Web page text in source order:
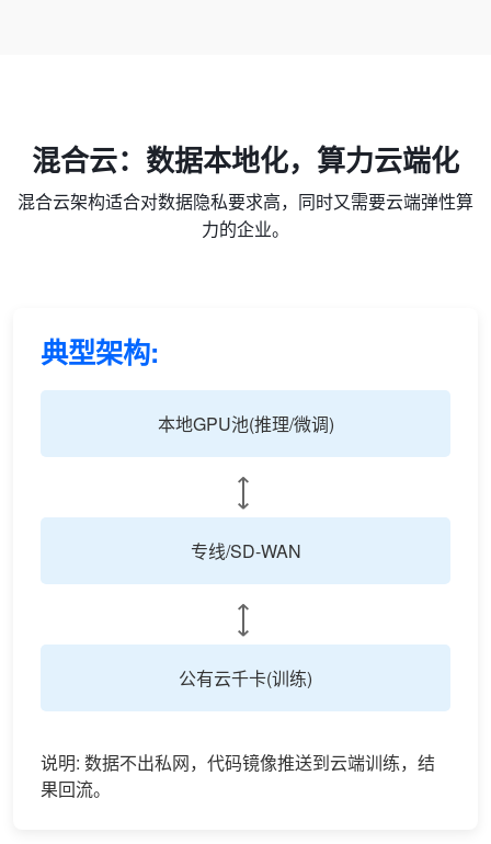
混合云：数据本地化，算力云端化
混合云架构适合对数据隐私要求高，同时又需要云端弹性算
力的企业。
典型架构:
本地GPU池(推理/微调)
⟷
专线/SD-WAN
⟷
公有云千卡(训练)
说明: 数据不出私网，代码镜像推送到云端训练，结
果回流。